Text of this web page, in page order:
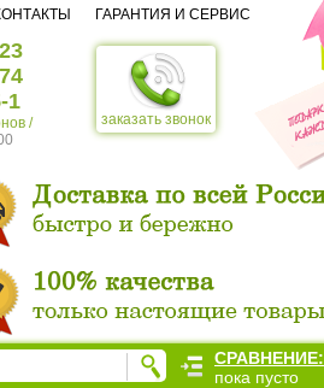
заказать звонок
1
/
ГАРАНТИЯ И СЕРВИС
СРАВНЕНИЕ:
пока пусто